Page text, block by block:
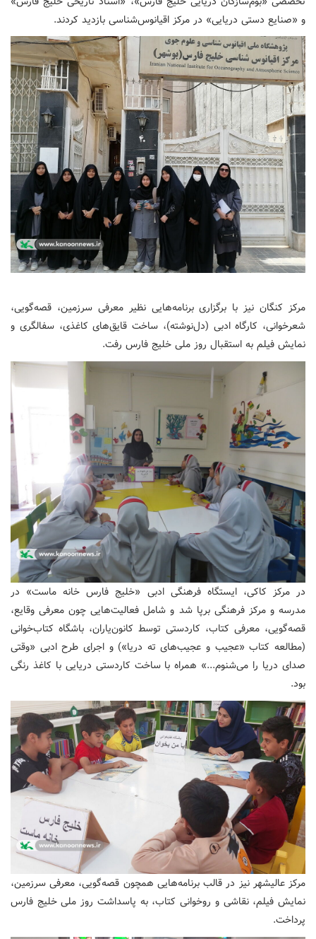
و «صنایع دستی دریایی» در مرکز اقیانوس‌شناسی بازدید کردند.
مرکز کنگان نیز با برگزاری برنامه‌هایی نظیر معرفی سرزمین، قصه‌گویی،
شعرخوانی، کارگاه ادبی (دل‌نوشته)، ساخت قایق‌های کاغذی، سفالگری و
نمایش فیلم به استقبال روز ملی خلیج فارس رفت.
در مرکز کاکی، ایستگاه فرهنگی ادبی «خلیج فارس خانه ماست» در
مدرسه و مرکز فرهنگی برپا شد و شامل فعالیت‌هایی چون معرفی وقایع،
قصه‌گویی، معرفی کتاب، کاردستی توسط کانون‌یاران، باشگاه کتاب‌خوانی
(مطالعه کتاب «عجیب و عجیب‌های ته دریا») و اجرای طرح ادبی «وقتی
صدای دریا را می‌شنوم...» همراه با ساخت کاردستی دریایی با کاغذ رنگی
بود.
مرکز عالیشهر نیز در قالب برنامه‌هایی همچون قصه‌گویی، معرفی سرزمین،
نمایش فیلم، نقاشی و روخوانی کتاب، به پاسداشت روز ملی خلیج فارس
پرداخت.